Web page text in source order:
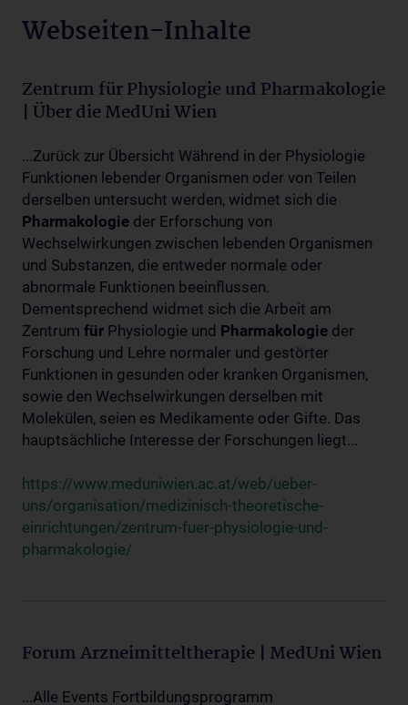
Webseiten-Inhalte
Zentrum für Physiologie und Pharmakologie
| Über die MedUni Wien
...Zurück zur Übersicht Während in der Physiologie
Funktionen lebender Organismen oder von Teilen
derselben untersucht werden, widmet sich die
Pharmakologie der Erforschung von
Wechselwirkungen zwischen lebenden Organismen
und Substanzen, die entweder normale oder
abnormale Funktionen beeinflussen.
Dementsprechend widmet sich die Arbeit am
Zentrum für Physiologie und Pharmakologie der
Forschung und Lehre normaler und gestörter
Funktionen in gesunden oder kranken Organismen,
sowie den Wechselwirkungen derselben mit
Molekülen, seien es Medikamente oder Gifte. Das
hauptsächliche Interesse der Forschungen liegt...
https://www.meduniwien.ac.at/web/ueber-
uns/organisation/medizinisch-theoretische-
einrichtungen/zentrum-fuer-physiologie-und-
pharmakologie/
Forum Arzneimitteltherapie | MedUni Wien
...Alle Events Fortbildungsprogramm